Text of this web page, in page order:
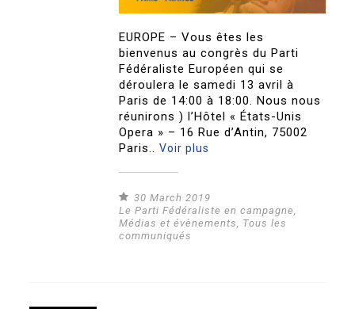
EUROPE – Vous êtes les
bienvenus au congrès du Parti
Fédéraliste Européen qui se
déroulera le samedi 13 avril à
Paris de 14:00 à 18:00. Nous nous
réunirons ) l’Hôtel « États-Unis
Opera » – 16 Rue d’Antin, 75002
Paris..Voir plus
30 March 2019
Le Parti Fédéraliste en campagne,
Médias et évènements, Tous les
communiqués